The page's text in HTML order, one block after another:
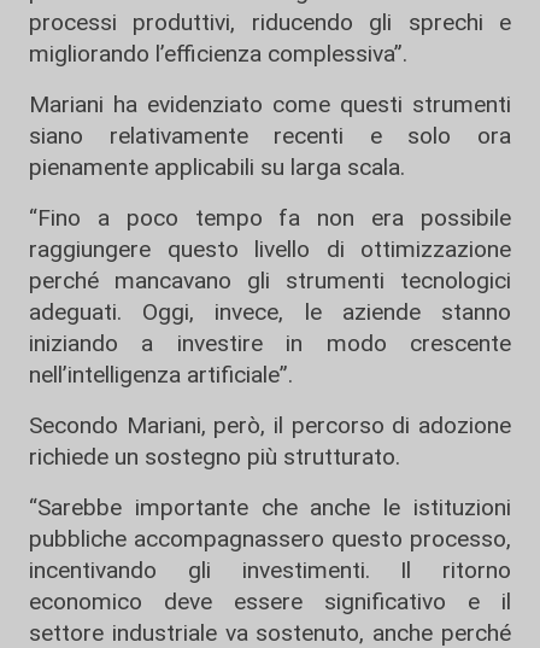
processi produttivi, riducendo gli sprechi e
migliorando l’efficienza complessiva”.
Mariani ha evidenziato come questi strumenti
siano relativamente recenti e solo ora
pienamente applicabili su larga scala.
“Fino a poco tempo fa non era possibile
raggiungere questo livello di ottimizzazione
perché mancavano gli strumenti tecnologici
adeguati. Oggi, invece, le aziende stanno
iniziando a investire in modo crescente
nell’intelligenza artificiale”.
Secondo Mariani, però, il percorso di adozione
richiede un sostegno più strutturato.
“Sarebbe importante che anche le istituzioni
pubbliche accompagnassero questo processo,
incentivando gli investimenti. Il ritorno
economico deve essere significativo e il
settore industriale va sostenuto, anche perché